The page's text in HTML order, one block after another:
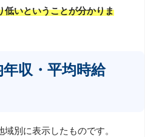
低いということが分かりま
収・平均時給
別に表示したものです。